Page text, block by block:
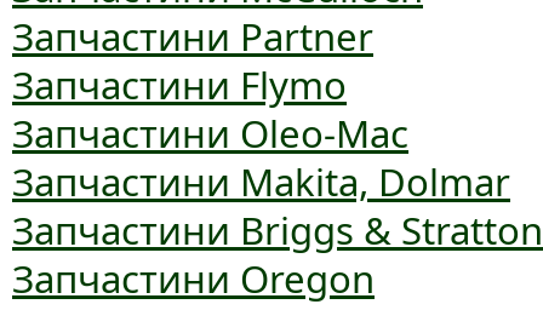
Запчастини Partner
Запчастини Flymo
Запчастини Oleo-Mac
Запчастини Makita, Dolmar
Запчастини Briggs & Stratton
Запчастини Oregon